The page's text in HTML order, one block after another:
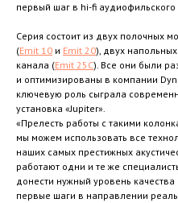
первый шаг в hi-fi аудиофильского
Серия состоит из двух полочных
(Emit 10 и Emit 20), двух
канала (Emit 25C). Все они были
и оптимизированы в компании
ключевую роль сыграла
установка «Jupiter».
«Прелесть работы с такими
мы можем использовать все
наших самых престижных
работают одни и те же
донести нужный уровень
первые шаги в направлении